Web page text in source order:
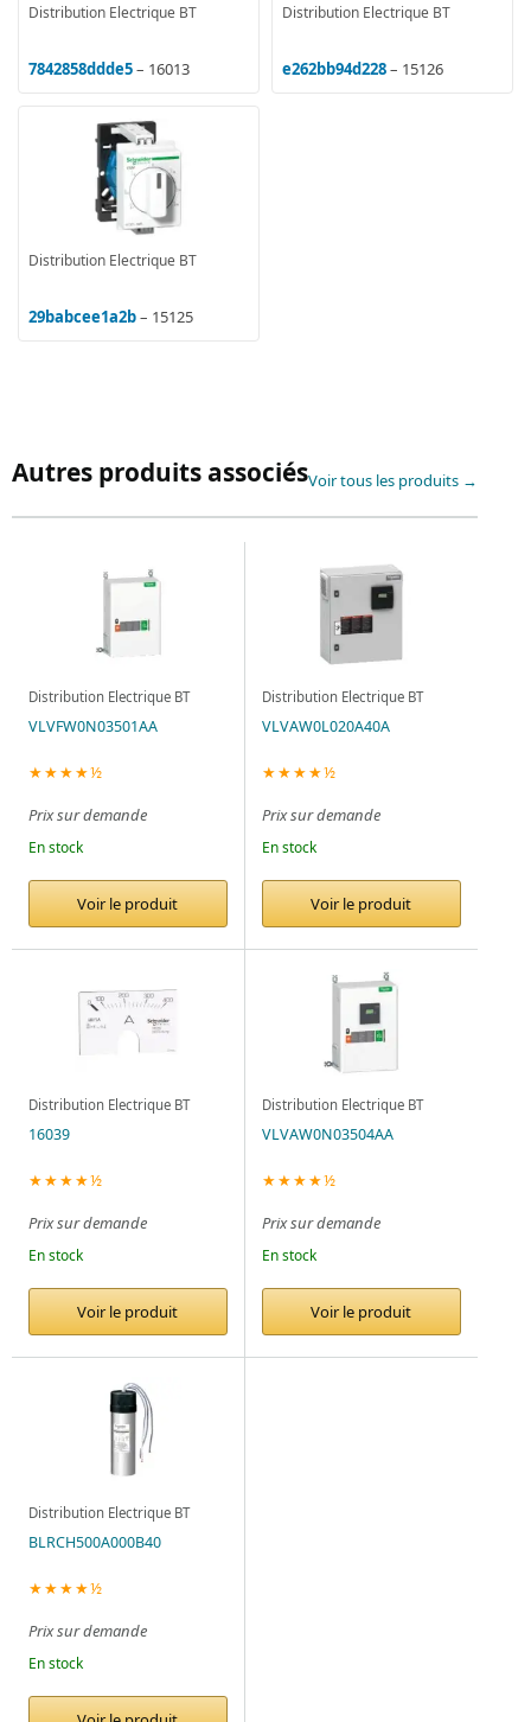
Distribution Electrique BT
7842858ddde5– 16013
Distribution Electrique BT
e262bb94d228– 15126
Distribution Electrique BT
29babcee1a2b– 15125
Autres produits associésVoir tous les produits →
Distribution Electrique BT
VLVFW0N03501AA
★★★★½
Prix sur demande
En stock
Voir le produit
Distribution Electrique BT
VLVAW0L020A40A
★★★★½
Prix sur demande
En stock
Voir le produit
Distribution Electrique BT
16039
★★★★½
Prix sur demande
En stock
Voir le produit
Distribution Electrique BT
VLVAW0N03504AA
★★★★½
Prix sur demande
En stock
Voir le produit
Distribution Electrique BT
BLRCH500A000B40
★★★★½
Prix sur demande
En stock